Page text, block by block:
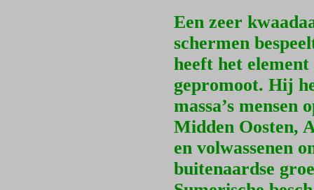
Een zeer
schermen
heeft het element
gepromoot. Hij
massa’s
Midden Oosten,
en volwassenen
buitenaardse